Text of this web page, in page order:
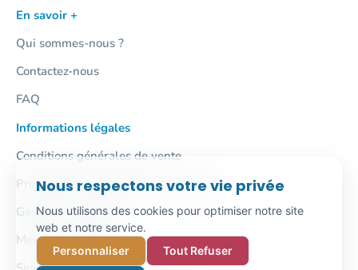
En savoir +
Qui sommes-nous ?
Contactez-nous
FAQ
Informations légales
Conditions générales de vente
Protection des données personnelles
Gestion des cookies
Mentions légales
Nous respectons votre vie privée
Nous utilisons des cookies pour optimiser notre site
web et notre service.
Personnaliser
Tout Refuser